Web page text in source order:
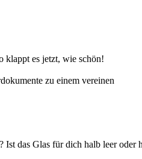
klappt es jetzt, wie schön!
zu einem vereinen
Ist das Glas für dich halb leer oder